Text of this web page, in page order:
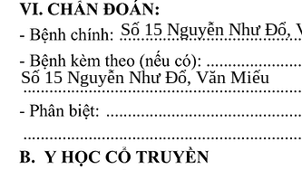
Số 15 Nguyễn Như Đổ,
Số 15 Nguyễn Như Đổ, Văn Miếu​​​​